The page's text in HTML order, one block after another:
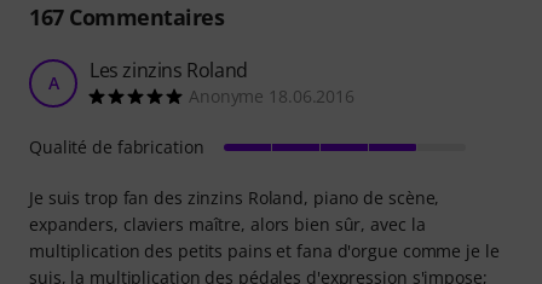
167Commentaires
A Les zinzins Roland
Anonyme 18.06.2016
Je suis trop fan des zinzins Roland, piano de scène,
expanders, claviers maître, alors bien sûr, avec la
multiplication des petits pains et fana d'orgue comme je le
suis, la multiplication des pédales d'expression s'impose;
Qualité de fabrication